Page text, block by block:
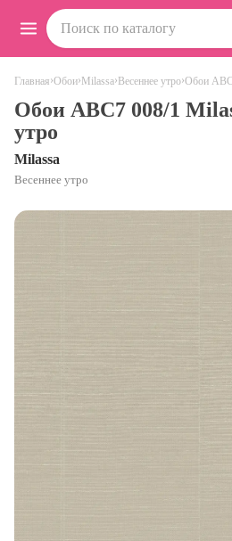
Главная›Обои› Milassa› Весеннее утро›Обои
Обои ABC7 008/1
утро
Milassa
Весеннее утро